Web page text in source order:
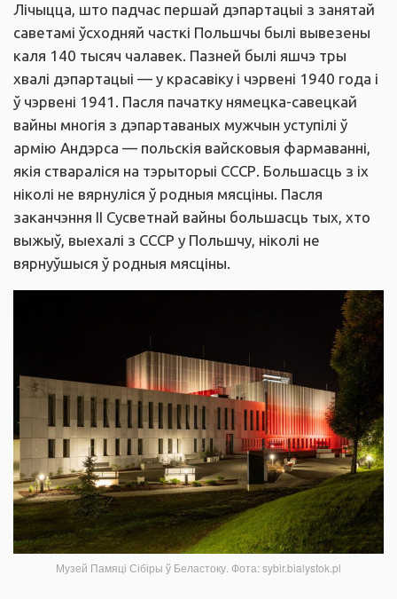
Лічыцца, што падчас першай дэпартацыі з занятай
саветамі ўсходняй часткі Польшчы былі вывезены
каля 140 тысяч чалавек. Пазней былі яшчэ тры
хвалі дэпартацыі — у красавіку і чэрвені 1940 года і
ў чэрвені 1941. Пасля пачатку нямецка-савецкай
вайны многія з дэпартаваных мужчын уступілі ў
армію Андэрса — польскія вайсковыя фармаванні,
якія ствараліся на тэрыторыі СССР. Большасць з іх
ніколі не вярнуліся ў родныя мясціны. Пасля
заканчэння ІІ Сусветнай вайны большасць тых, хто
выжыў, выехалі з СССР у Польшчу, ніколі не
вярнуўшыся ў родныя мясціны.
Музей Памяці Сібіры ў Беластоку. Фота: sybir.bialystok.pl